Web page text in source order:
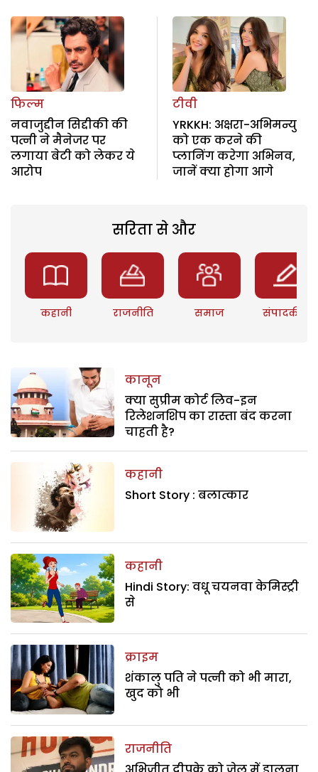
फिल्म
नवाजुद्दीन सिद्दीकी की
पत्नी ने मैनेजर पर
लगाया बेटी को लेकर ये
आरोप
टीवी
YRKKH: अक्षरा-अभिमन्यु
को एक करने की
प्लानिंग करेगा अभिनव,
जानें क्या होगा आगे
सरिता से और
कहानी राजनीति समाज संपादकीय
कानून
क्या सुप्रीम कोर्ट लिव-इन
रिलेशनशिप का रास्ता बंद करना
चाहती है?
कहानी
Short Story : बलात्कार
कहानी
Hindi Story: वधू चयनवा केमिस्ट्री
से
क्राइम
शंकालु पति ने पत्नी को भी मारा,
खुद को भी
राजनीति